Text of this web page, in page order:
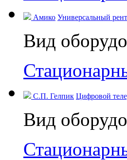
Амико Универсальный
Вид
С.П. Гелпик Цифровой
Вид